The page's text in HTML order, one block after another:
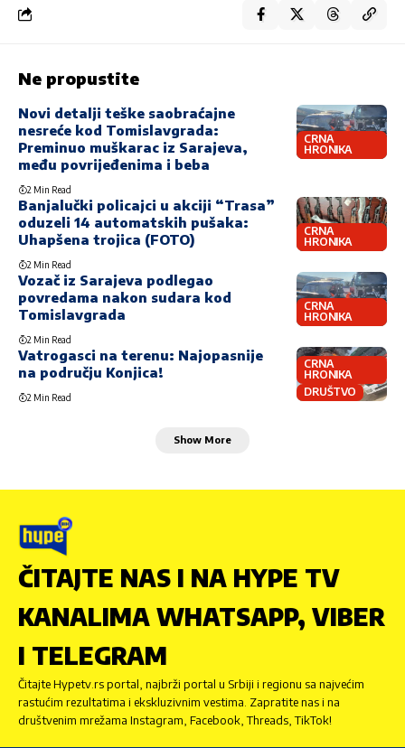
Ne propustite
CRNA
HRONIKA
Novi detalji teške saobraćajne
nesreće kod Tomislavgrada:
Preminuo muškarac iz Sarajeva,
među povrijeđenima i beba
2 Min Read
CRNA
HRONIKA
Banjalučki policajci u akciji “Trasa”
oduzeli 14 automatskih pušaka:
Uhapšena trojica (FOTO)
2 Min Read
CRNA
HRONIKA
Vozač iz Sarajeva podlegao
povredama nakon sudara kod
Tomislavgrada
2 Min Read
CRNA
HRONIKA
DRUŠTVO
Vatrogasci na terenu: Najopasnije
na području Konjica!
2 Min Read
Show More
ČITAJTE NAS I NA HYPE TV
KANALIMA WHATSAPP, VIBER
I TELEGRAM
Čitajte Hypetv.rs portal, najbrži portal u Srbiji i regionu sa najvećim
rastućim rezultatima i ekskluzivnim vestima. Zapratite nas i na
društvenim mrežama Instagram, Facebook, Threads, TikTok!